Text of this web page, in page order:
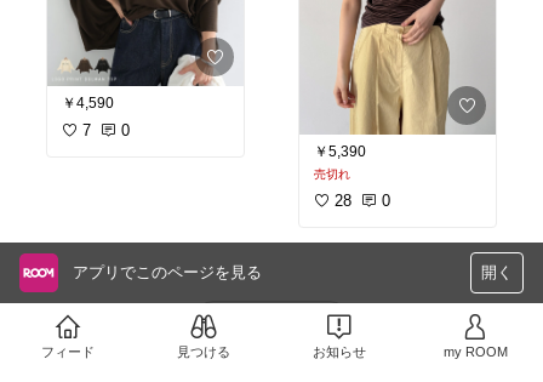
￥4,590
7 0
￥5,390
売切れ
28 0
アプリでこのページを見る 開く
フィード 見つける お知らせ my ROOM